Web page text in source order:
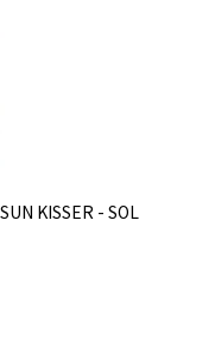
KISSER - SOL